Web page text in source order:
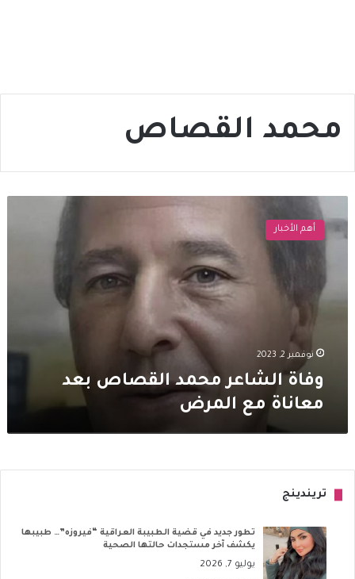
محمد القصاص
الشاعر
محمد
معاناة
أهم الأخبار
نوفمبر 2, 2023
وفاة الشاعر محمد القصاص بعد
معاناة مع المرض
تريندينج
تطور جديد في قضية الطبيبة العراقية “فيروزه”… طبيبها
يكشف آخر مستجدات حالتها الصحية
يوليو 7, 2026